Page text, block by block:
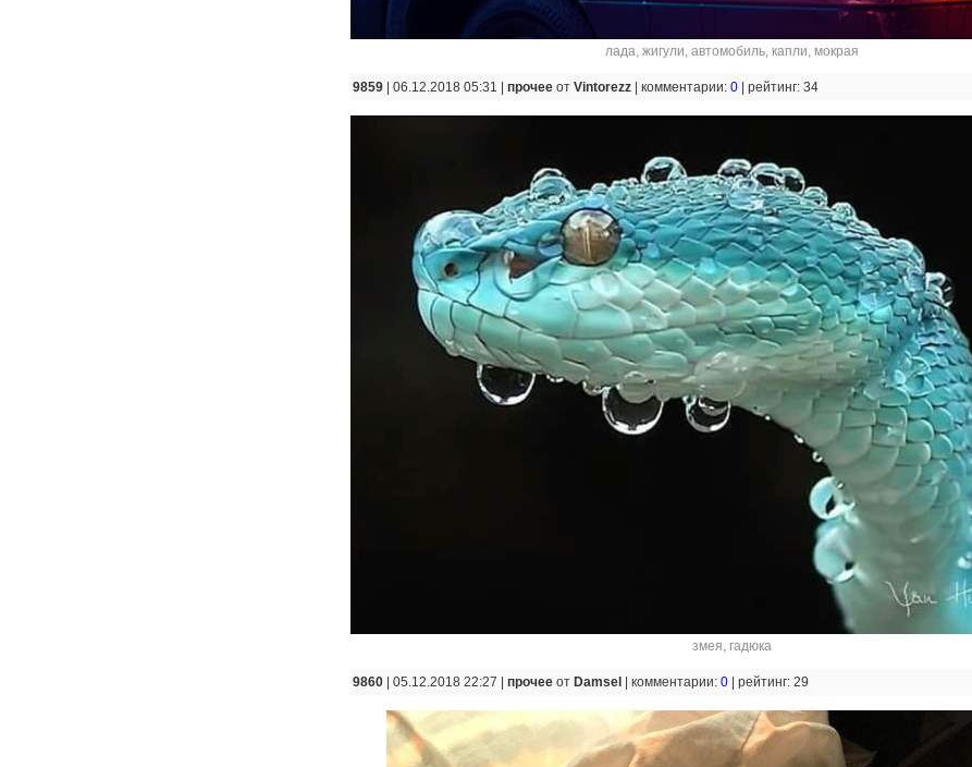
лада, жигули, автомобиль, капли, мокрая
9859 | 06.12.2018 05:31 | прочее от Vintorezz комментарии: 0 рейтинг: 34
змея, гадюка
9860 | 05.12.2018 22:27 | прочее от Damsel комментарии: 0 рейтинг: 29